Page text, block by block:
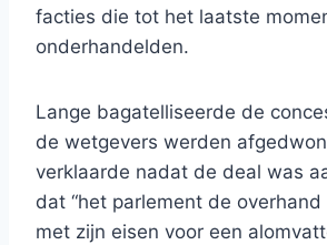
facties die tot het laatste
onderhandelden.
Lange bagatelliseerde de
de wetgevers werden
verklaarde nadat de deal was
dat “het parlement de
met zijn eisen voor een